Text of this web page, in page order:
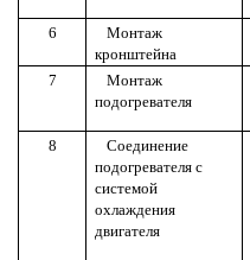
6
Монтаж
кронштейна
7
Монтаж
подогревателя
8
Соединение
подогревателя с
системой
охлаждения
двигателя